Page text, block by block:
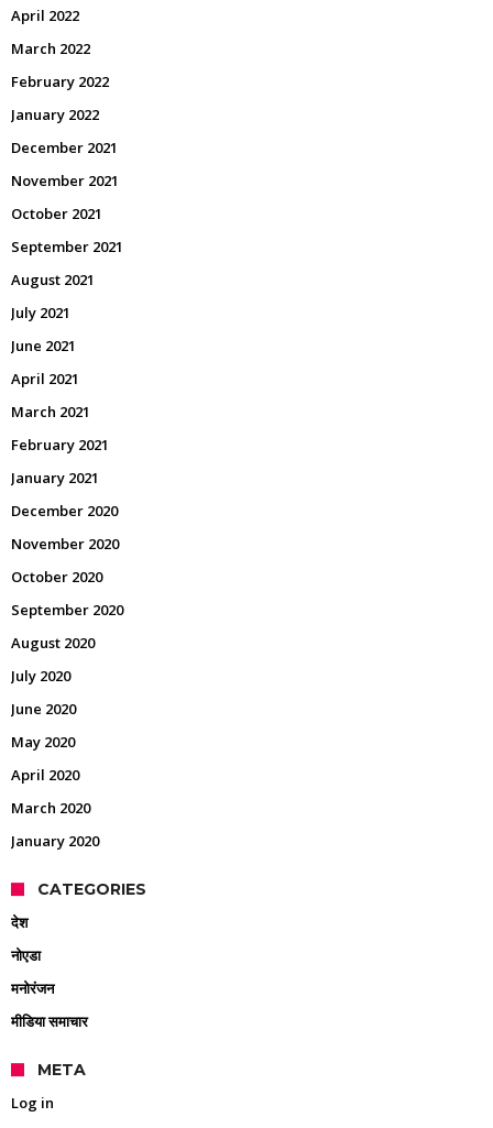
April 2022
March 2022
February 2022
January 2022
December 2021
November 2021
October 2021
September 2021
August 2021
July 2021
June 2021
April 2021
March 2021
February 2021
January 2021
December 2020
November 2020
October 2020
September 2020
August 2020
July 2020
June 2020
May 2020
April 2020
March 2020
January 2020
CATEGORIES
देश
नोएडा
मनोरंजन
मीडिया समाचार
META
Log in